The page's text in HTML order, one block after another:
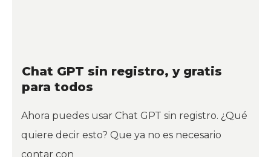
Chat GPT sin registro, y gratis
para todos
Ahora puedes usar Chat GPT sin registro. ¿Qué
quiere decir esto? Que ya no es necesario
contar con